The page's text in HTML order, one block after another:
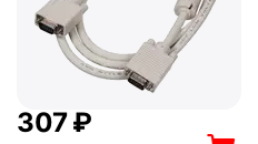
‍307‍₽